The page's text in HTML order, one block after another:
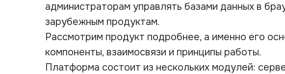
администраторам управлять базами данных в
зарубежным продуктам.
Рассмотрим продукт подробнее, а именно его
компоненты, взаимосвязи и принципы работы.
Платформа состоит из нескольких модулей: